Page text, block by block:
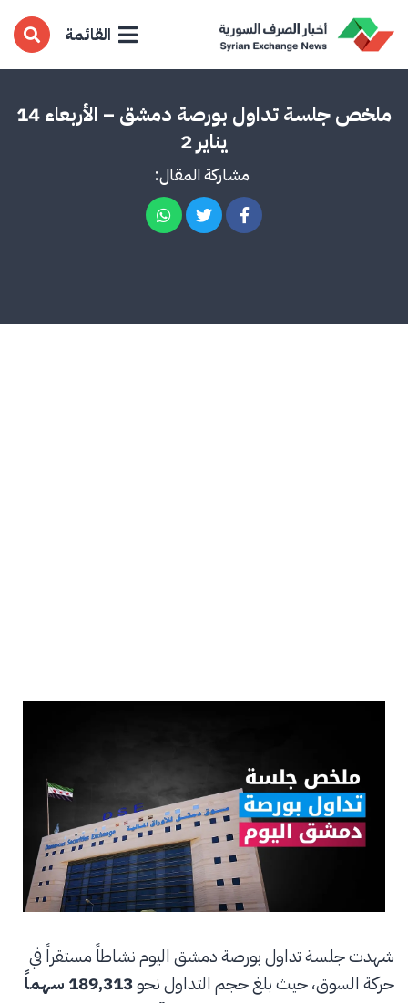
القائمة
ملخص جلسة تداول بورصة دمشق – الأربعاء 14
يناير 2
مشاركة المقال:
شهدت جلسة تداول بورصة دمشق اليوم نشاطاً مستقراً في
حركة السوق، حيث بلغ حجم التداول نحو189,313 سهماً